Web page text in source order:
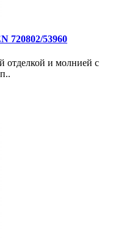
720802/53960
отделкой и молнией с